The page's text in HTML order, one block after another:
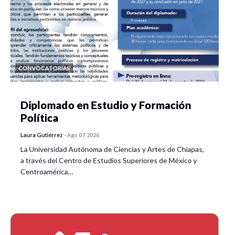
CONVOCATORIAS
Diplomado en Estudio y Formación
Política
Laura Gutiérrez -Ago 07, 2026
La Universidad Autónoma de Ciencias y Artes de Chiapas,
a través del Centro de Estudios Superiores de México y
Centroamérica…